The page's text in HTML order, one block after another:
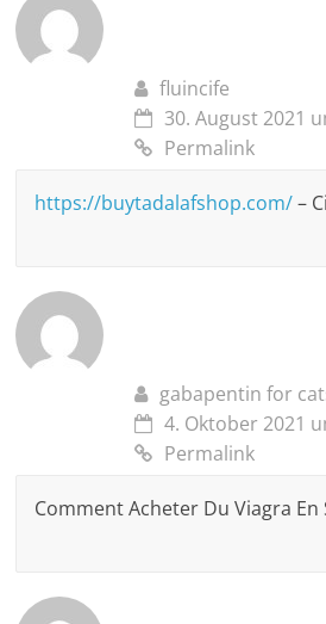
fluincife
30. August 2021
Permalink
https://buytadalafshop.com/–
gabapentin for
4. Oktober 2021
Permalink
Comment Acheter Du Viagra En